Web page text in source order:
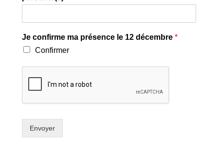
Je confirme ma présence le 12 décembre *
Confirmer
Envoyer